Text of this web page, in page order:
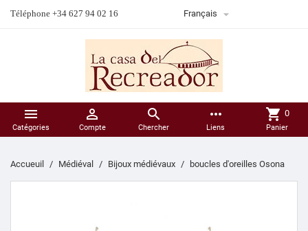
Téléphone +34 627 94 02 16 Français 

Catégories

Compte

Chercher
more_horiz
Liens
shopping_cart 0
Panier
Accueuil Médiéval Bijoux médiévaux boucles d'oreilles Osona